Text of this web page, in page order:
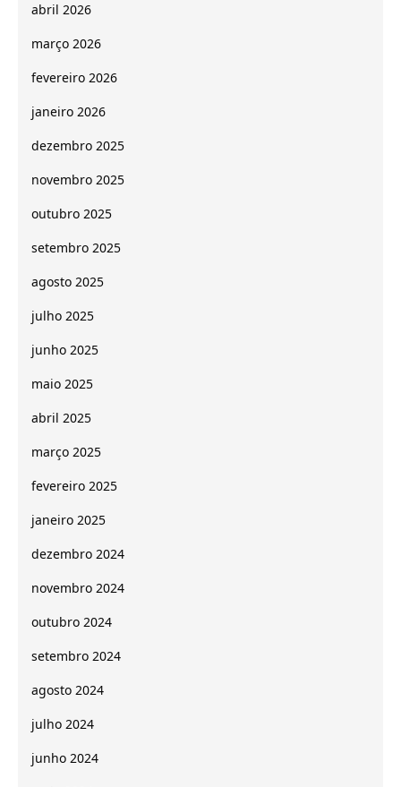
abril 2026
março 2026
fevereiro 2026
janeiro 2026
dezembro 2025
novembro 2025
outubro 2025
setembro 2025
agosto 2025
julho 2025
junho 2025
maio 2025
abril 2025
março 2025
fevereiro 2025
janeiro 2025
dezembro 2024
novembro 2024
outubro 2024
setembro 2024
agosto 2024
julho 2024
junho 2024